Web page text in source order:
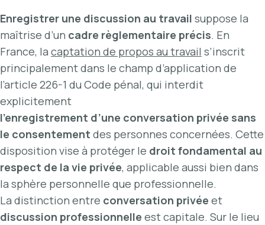
Enregistrer une discussion au travail suppose la
maîtrise d’un cadre règlementaire précis. En
France, la captation de propos au travail s’inscrit
principalement dans le champ d’application de
l’article 226-1 du Code pénal, qui interdit
explicitement
l’enregistrement d’une conversation privée sans
le consentement des personnes concernées. Cette
disposition vise à protéger le droit fondamental au
respect de la vie privée, applicable aussi bien dans
la sphère personnelle que professionnelle.
La distinction entre conversation privée et
discussion professionnelle est capitale. Sur le lieu